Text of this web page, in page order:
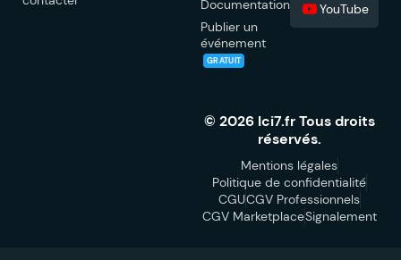
Documentation
Publier un
événement
GRATUIT
YouTube
© 2026 Ici7.fr Tous droits
réservés.
Mentions légales
Politique de confidentialité
CGUCGV Professionnels
CGV MarketplaceSignalement